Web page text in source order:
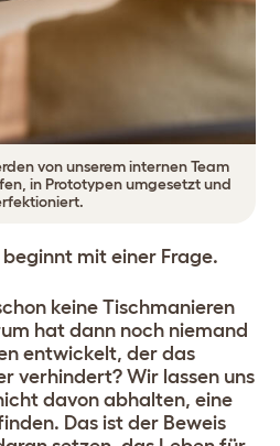
von unserem internen Team
in Prototypen umgesetzt und
mit einer Frage.
keine Tischmanieren
hat dann noch niemand
entwickelt, der das
verhindert? Wir lassen uns
davon abhalten, eine
Das ist der Beweis